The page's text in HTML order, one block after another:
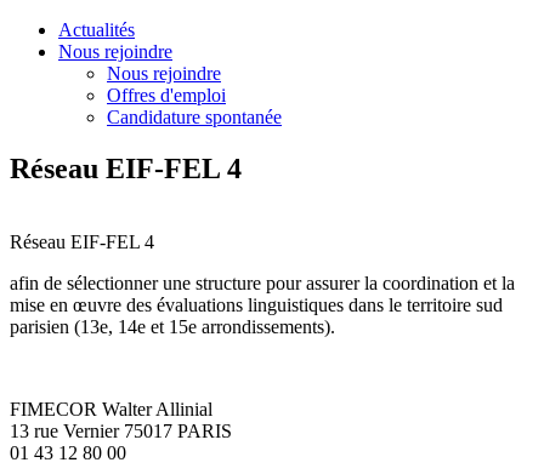
Actualités
Nous rejoindre
Nous rejoindre
Offres d'emploi
Candidature spontanée
Réseau EIF-FEL 4
Réseau EIF-FEL 4
afin de sélectionner une structure pour assurer la coordination et la
mise en œuvre des évaluations linguistiques dans le territoire sud
parisien (13e, 14e et 15e arrondissements).
FIMECOR Walter Allinial
13 rue Vernier 75017 PARIS
01 43 12 80 00